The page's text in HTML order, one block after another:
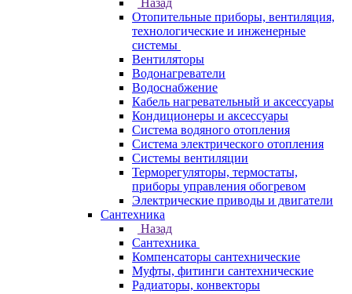
Назад
Отопительные приборы, вентиляция,
технологические и инженерные
системы
Вентиляторы
Водонагреватели
Водоснабжение
Кабель нагревательный и аксессуары
Кондиционеры и аксессуары
Система водяного отопления
Система электрического отопления
Системы вентиляции
Терморегуляторы, термостаты,
приборы управления обогревом
Электрические приводы и двигатели
Сантехника
Назад
Сантехника
Компенсаторы сантехнические
Муфты, фитинги сантехнические
Радиаторы, конвекторы